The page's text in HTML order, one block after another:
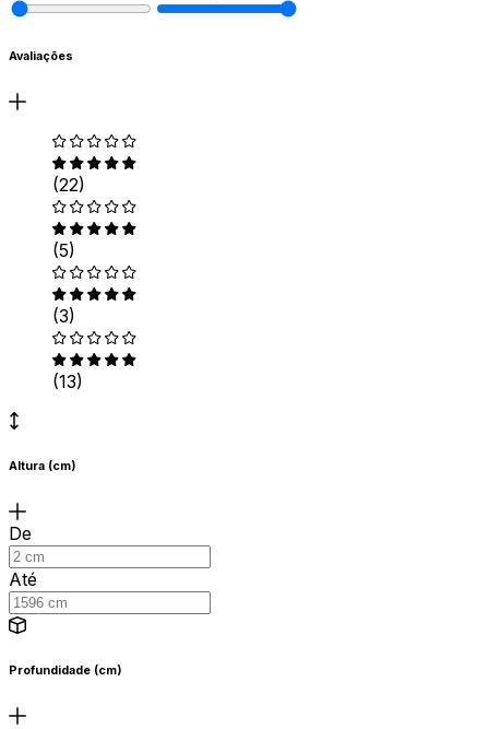
Avaliações
(22)
(5)
(3)
(13)
Altura (cm)
De
Até
Profundidade (cm)